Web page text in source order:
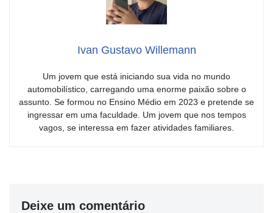
Ivan Gustavo Willemann
Um jovem que está iniciando sua vida no mundo
automobilístico, carregando uma enorme paixão sobre o
assunto. Se formou no Ensino Médio em 2023 e pretende se
ingressar em uma faculdade. Um jovem que nos tempos
vagos, se interessa em fazer atividades familiares.
Deixe um comentário